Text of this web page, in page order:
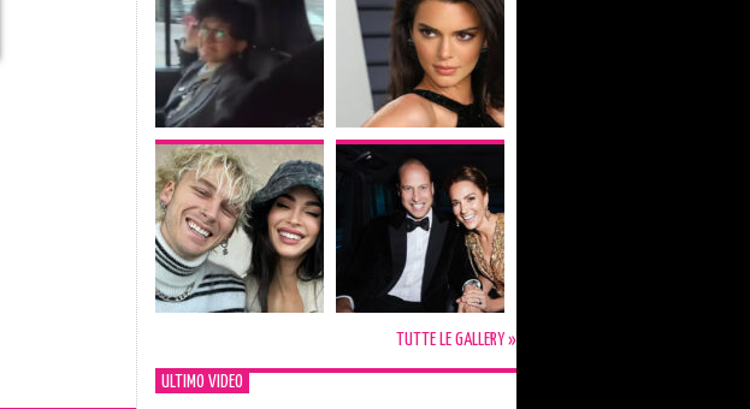
TUTTE LE GALLERY »
ULTIMO VIDEO